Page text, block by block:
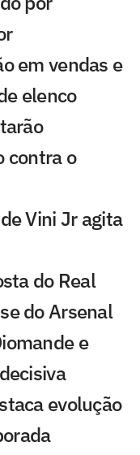
em vendas e
elenco
contra o
Vini Jr agita
do Real
do Arsenal
e
evolução